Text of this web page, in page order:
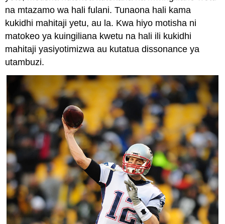
na mtazamo wa hali fulani. Tunaona hali kama
kukidhi mahitaji yetu, au la. Kwa hiyo motisha ni
matokeo ya kuingiliana kwetu na hali ili kukidhi
mahitaji yasiyotimizwa au kutatua dissonance ya
utambuzi.